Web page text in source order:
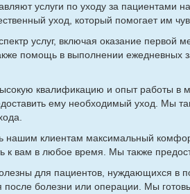
услу­ги по ухо­ду за па­ци­ен­та­ми
уход, ко­то­рый по­мо­га­ет им
услуг, вклю­чая ока­за­ние пер­вой
по­мощь в вы­пол­не­нии еже­днев­ных
ква­ли­фи­ка­цию и опыт ра­бо­ты в
ему необ­хо­ди­мый уход. Мы
на­шим кли­ен­там мак­си­маль­ный
к вам в лю­бое вре­мя. Мы так­же
для па­ци­ен­тов, нуж­да­ю­щих­ся в
по­сле бо­лез­ни или опе­ра­ции. Мы